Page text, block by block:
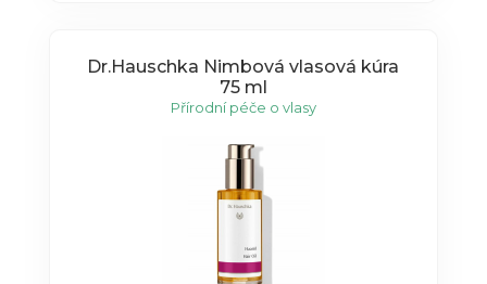
Dr.Hauschka Nimbová vlasová kúra
75 ml
Přírodní péče o vlasy